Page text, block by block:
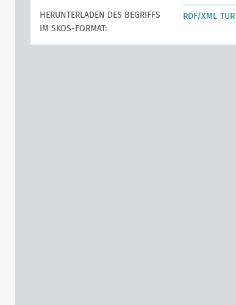
HERUNTERLADEN DES BEGRIFFS
IM SKOS-FORMAT:
RDF/XML